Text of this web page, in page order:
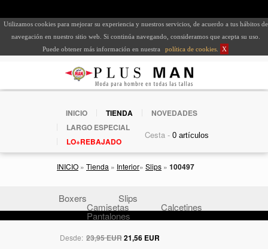
Utilizamos cookies para mejorar su experiencia y nuestros servicios, de acuerdo a tus hábitos de
navegación en nuestro sitio web. Si continúa navegando, consideramos que acepta su uso.
Puede obtener más información en nuestra
política de cookies X
INICIO TIENDA
NOVEDADES
LARGO ESPECIAL
LO+REBAJADO
Cesta -
INICIO » Tienda » Interior» Slips » 100497
Boxers Slips
Camisetas Calcetines
Pantalones
Desde: 23,95 EUR21,56 EUR